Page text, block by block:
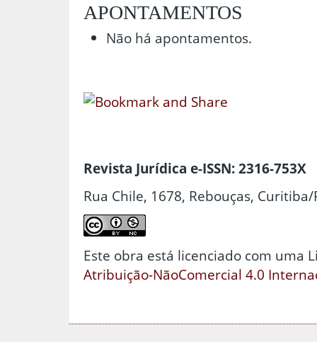
APONTAMENTOS
Não há apontamentos.
Revista Jurídica e-ISSN: 2316-753X
Rua Chile, 1678, Rebouças, Curitiba/
Este obra está licenciado com uma
Atribuição-NãoComercial 4.0